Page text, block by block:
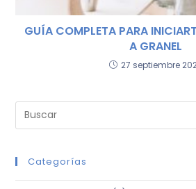
GUÍA COMPLETA PARA
A GRANEL
27 septiembre
Categorías